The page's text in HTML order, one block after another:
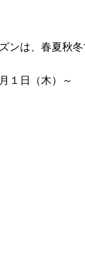
ンは、春夏秋
１日（木）～